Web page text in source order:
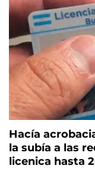
Hacía
la subía a las
licenica hasta